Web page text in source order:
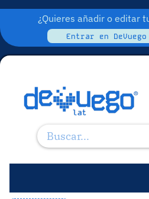
¿Quieres añadir o editar
Entrar en DeVuego